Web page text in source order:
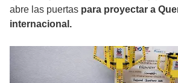
abre las puertas para proyectar a
internacional.